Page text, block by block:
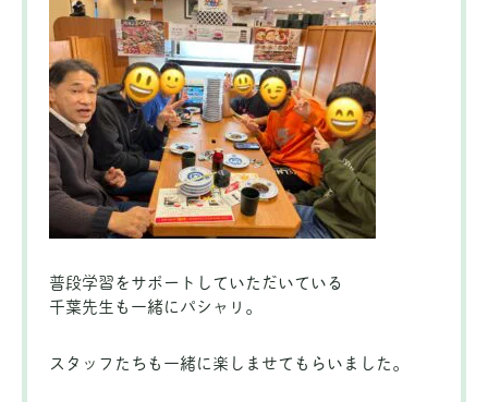
普段学習をサポートしていただいている
千葉先生も一緒にパシャリ。
スタッフたちも一緒に楽しませてもらいました。